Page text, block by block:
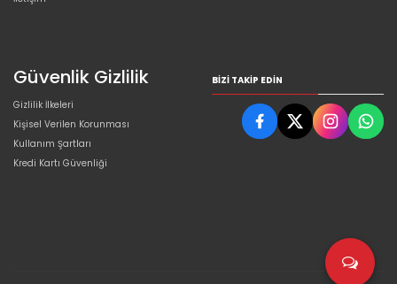
Güvenlik Gizlilik
Gizlilik İlkeleri
Kişisel Verilen Korunması
Kullanım Şartları
Kredi Kartı Güvenliği
BIZI TAKIP EDIN